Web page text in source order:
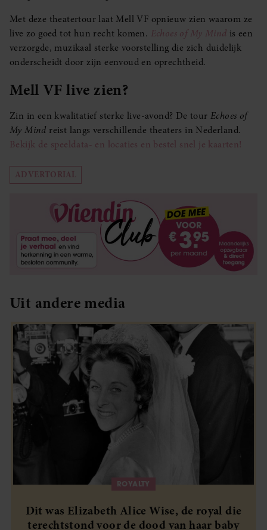
Met deze theatertour laat Mell VF opnieuw zien waarom ze
live zo goed tot hun recht komen. Echoes of My Mind is een
verzorgde, muzikaal sterke voorstelling die zich duidelijk
onderscheidt door zijn eenvoud en oprechtheid.
Mell VF live zien?
Zin in een kwalitatief sterke live-avond? De tour Echoes of
My Mind reist langs verschillende theaters in Nederland.
Bekijk de speeldata- en locaties en bestel snel je kaarten!
ADVERTORIAL
Uit andere media
ROYALTY
Dit was Elizabeth Alice Wise, de royal die
terechtstond voor de dood van haar baby